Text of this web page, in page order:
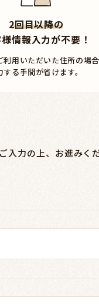
2回目以降の
情報入力が不要！
用いただいた住所の場合
る手間が省けます。
入力の上、お進みく